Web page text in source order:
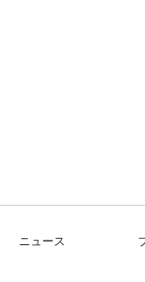
ニュース